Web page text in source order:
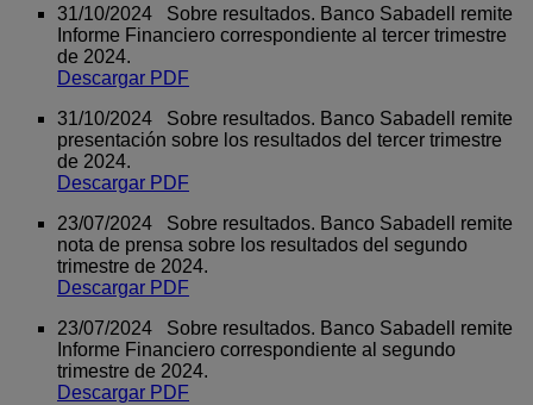
31/10/2024 Sobre resultados. Banco Sabadell remite
Informe Financiero correspondiente al tercer trimestre
de 2024.
Descargar PDF
31/10/2024 Sobre resultados. Banco Sabadell remite
presentación sobre los resultados del tercer trimestre
de 2024.
Descargar PDF
23/07/2024 Sobre resultados. Banco Sabadell remite
nota de prensa sobre los resultados del segundo
trimestre de 2024.
Descargar PDF
23/07/2024 Sobre resultados. Banco Sabadell remite
Informe Financiero correspondiente al segundo
trimestre de 2024.
Descargar PDF